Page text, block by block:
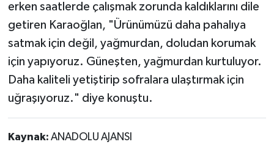
erken saatlerde çalışmak zorunda kaldıklarını dile
getiren Karaoğlan, "Ürünümüzü daha pahalıya
satmak için değil, yağmurdan, doludan korumak
için yapıyoruz. Güneşten, yağmurdan kurtuluyor.
Daha kaliteli yetiştirip sofralara ulaştırmak için
uğraşıyoruz." diye konuştu.
Kaynak: ANADOLU AJANSI